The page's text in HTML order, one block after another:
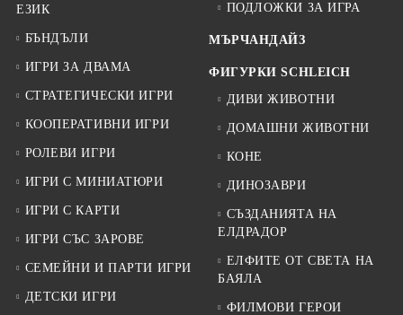
ЕЗИК
БЪНДЪЛИ
ИГРИ ЗА ДВАМА
СТРАТЕГИЧЕСКИ ИГРИ
КООПЕРАТИВНИ ИГРИ
РОЛЕВИ ИГРИ
ИГРИ С МИНИАТЮРИ
ИГРИ С КАРТИ
ИГРИ СЪС ЗАРОВЕ
СЕМЕЙНИ И ПАРТИ ИГРИ
ДЕТСКИ ИГРИ
ПОДЛОЖКИ ЗА ИГРА
МЪРЧАНДАЙЗ
ФИГУРКИ SCHLEICH
ДИВИ ЖИВОТНИ
ДОМАШНИ ЖИВОТНИ
КОНЕ
ДИНОЗАВРИ
СЪЗДАНИЯТА НА
ЕЛДРАДОР
ЕЛФИТЕ ОТ СВЕТА НА
БАЯЛА
ФИЛМОВИ ГЕРОИ